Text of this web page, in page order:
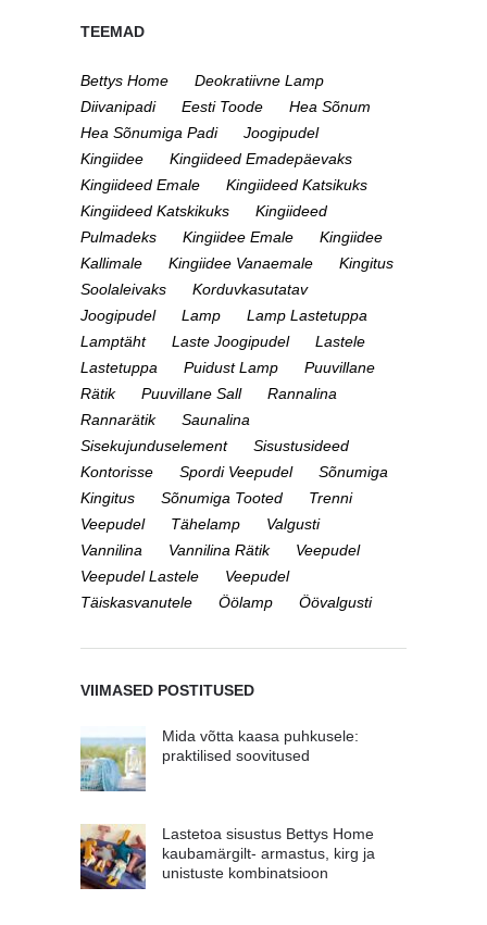
TEEMAD
Bettys Home
Deokratiivne Lamp
Diivanipadi
Eesti Toode
Hea Sõnum
Hea Sõnumiga Padi
Joogipudel
Kingiidee
Kingiideed Emadepäevaks
Kingiideed Emale
Kingiideed Katsikuks
Kingiideed Katskikuks
Kingiideed
Pulmadeks
Kingiidee Emale
Kingiidee
Kallimale
Kingiidee Vanaemale
Kingitus
Soolaleivaks
Korduvkasutatav
Joogipudel
Lamp
Lamp Lastetuppa
Lamptäht
Laste Joogipudel
Lastele
Lastetuppa
Puidust Lamp
Puuvillane
Rätik
Puuvillane Sall
Rannalina
Rannarätik
Saunalina
Sisekujunduselement
Sisustusideed
Kontorisse
Spordi Veepudel
Sõnumiga
Kingitus
Sõnumiga Tooted
Trenni
Veepudel
Tähelamp
Valgusti
Vannilina
Vannilina Rätik
Veepudel
Veepudel Lastele
Veepudel
Täiskasvanutele
Öölamp Öövalgusti
VIIMASED POSTITUSED
Mida võtta kaasa puhkusele:
praktilised soovitused
Lastetoa sisustus Bettys Home
kaubamärgilt- armastus, kirg ja
unistuste kombinatsioon